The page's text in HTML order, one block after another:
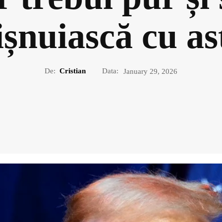
cu
De: Cristian Data: January 29, 2026